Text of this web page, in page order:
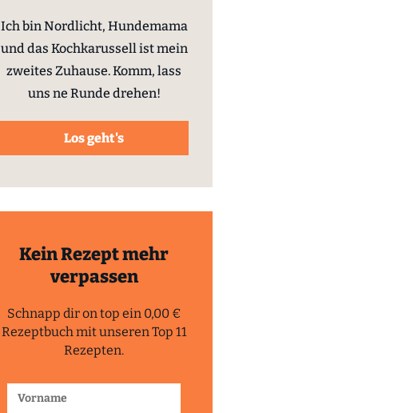
Ich bin Nordlicht, Hundemama
und das Kochkarussell ist mein
zweites Zuhause. Komm, lass
uns ne Runde drehen!
Los geht's
Kein Rezept mehr
verpassen
Schnapp dir on top ein 0,00 €
Rezeptbuch mit unseren Top 11
Rezepten.